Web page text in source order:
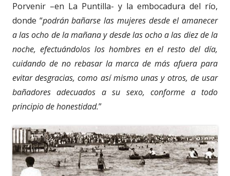
Porvenir –en La Puntilla- y la embocadura del río,
donde “podrán bañarse las mujeres desde el amanecer
a las ocho de la mañana y desde las ocho a las diez de la
noche, efectuándolos los hombres en el resto del día,
cuidando de no rebasar la marca de más afuera para
evitar desgracias, como así mismo unas y otros, de usar
bañadores adecuados a su sexo, conforme a todo
principio de honestidad.”